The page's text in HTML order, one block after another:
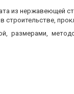
из нержавеющей
размерами,